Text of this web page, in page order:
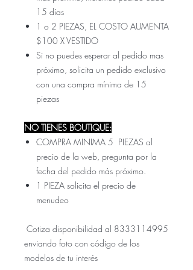
15 días
1 o 2 PIEZAS, EL COSTO AUMENTA
$100 X VESTIDO
Si no puedes esperar al pedido mas
próximo, solicita un pedido exclusivo
con una compra mínima de 15
piezas
NO TIENES BOUTIQUE:
COMPRA MINIMA 5 PIEZAS al
precio de la web, pregunta por la
fecha del pedido más próximo.
1 PIEZA solicita el precio de
menudeo
Cotiza disponibilidad al 8333114995
enviando foto con código de los
modelos de tu interés